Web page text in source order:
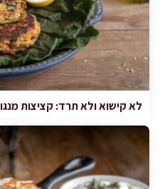
לא קישוא ולא תרד: קציצות